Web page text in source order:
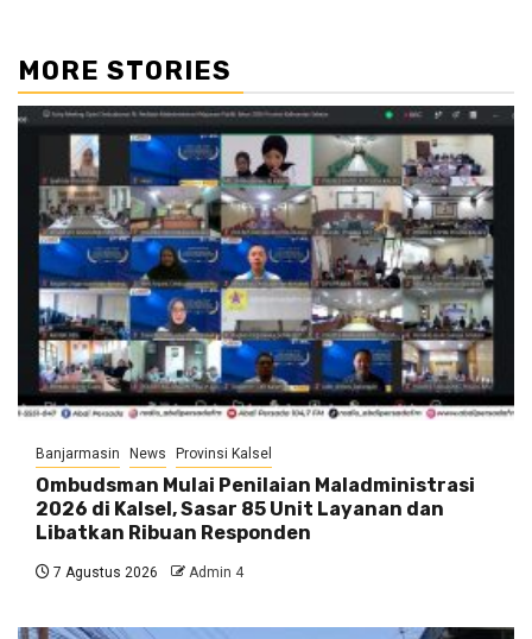
MORE STORIES
Banjarmasin News Provinsi Kalsel
Ombudsman Mulai Penilaian Maladministrasi
2026 di Kalsel, Sasar 85 Unit Layanan dan
Libatkan Ribuan Responden
7 Agustus 2026 Admin 4